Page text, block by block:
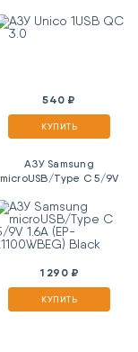
540 ₽
КУПИТЬ
АЗУ Samsung
microUSB/Type C 5/9V
Black
1 290 ₽
КУПИТЬ